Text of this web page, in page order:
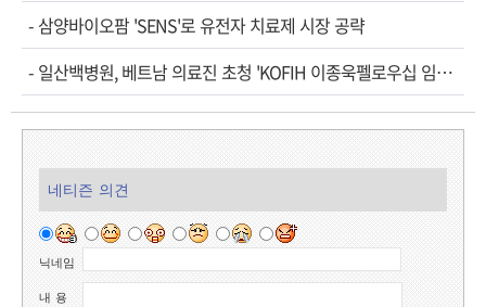
- 삼양바이오팜 'SENS'로 유전자 치료제 시장 공략
- 일산백병원, 베트남 의료진 초청 'KOFIH 이종욱펠로우십 임…
네티즌 의견
닉네임
내 용